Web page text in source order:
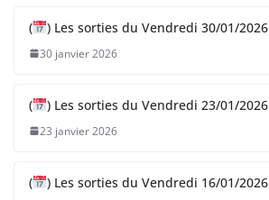
( ) Les sorties du Vendredi 30/01/2026
30 janvier 2026
( ) Les sorties du Vendredi 23/01/2026
23 janvier 2026
( ) Les sorties du Vendredi 16/01/2026